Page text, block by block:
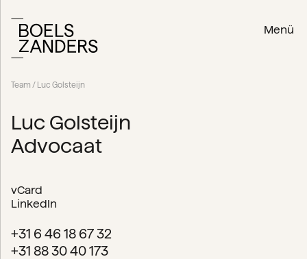
Menü
Team / Luc Golsteijn
Luc Golsteijn
Advocaat
vCard
LinkedIn
+31 6 46 18 67 32
+31 88 30 40 173